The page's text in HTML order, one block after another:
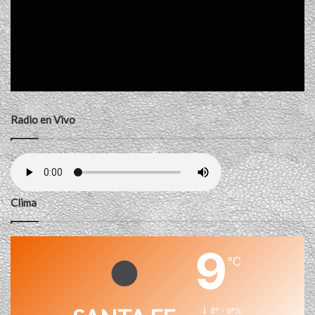
Radio en Vivo
Clima
9℃
8º - 9º%